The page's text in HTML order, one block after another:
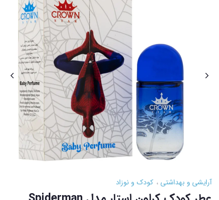
آرایشی و بهداشتی کودک و نوزاد